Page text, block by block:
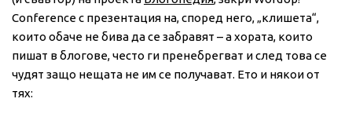
Conference с презентация на, според него, „клишета“,
които обаче не бива да се забравят – а хората, които
пишат в блогове, често ги пренебрегват и след това се
чудят защо нещата не им се получават. Ето и някои от
тях: